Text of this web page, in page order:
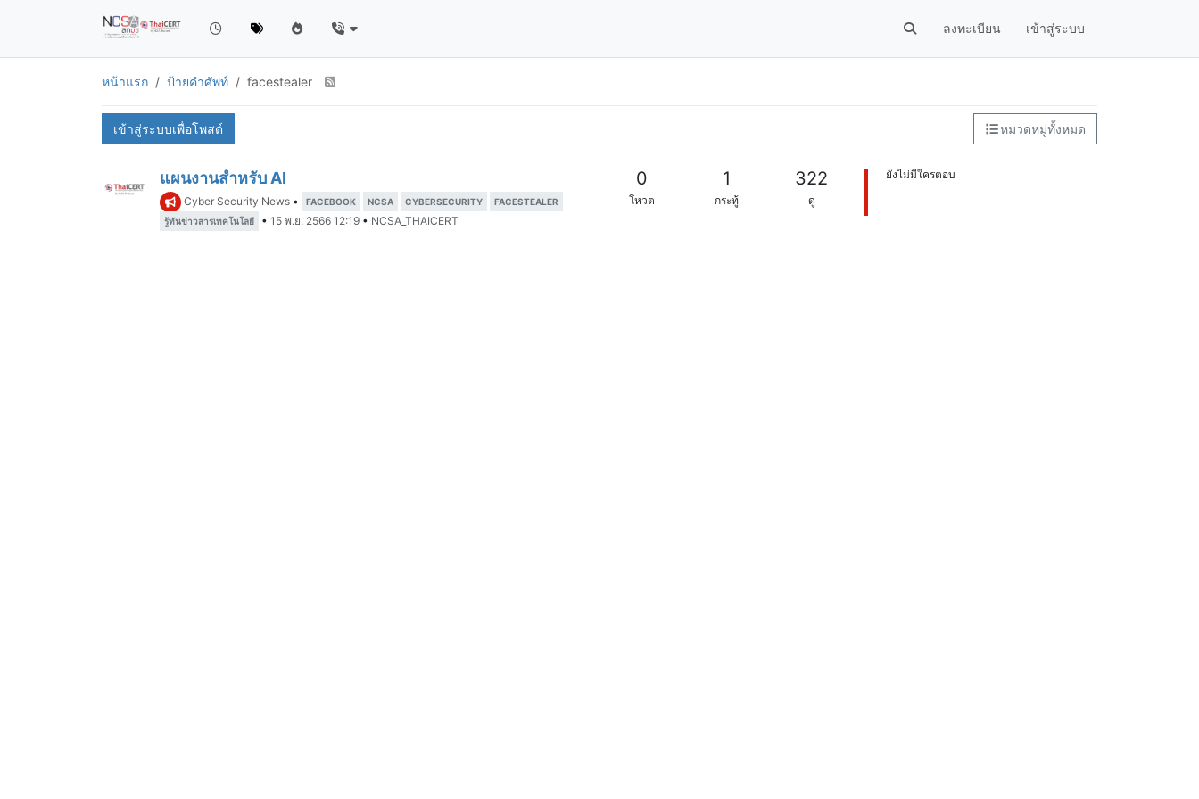
ลงทะเบียน เข้าสู่ระบบ
หน้าแรก ป้ายคำศัพท์ facestealer
เข้าสู่ระบบเพื่อโพสต์ หมวดหมู่ทั้งหมด
แผนงานสำหรับ AI
Cyber Security News • FACEBOOK NCSA CYBERSECURITY
FACESTEALER
รู้ทันข่าวสารเทคโนโลยี
• 15 พ.ย. 2566 12:19 • NCSA_THAICERT
0
โหวต
1
กระทู้
322
ดู
ยังไม่มีใครตอบ